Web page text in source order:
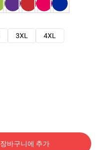
3XL
4XL
장바구니에 추가